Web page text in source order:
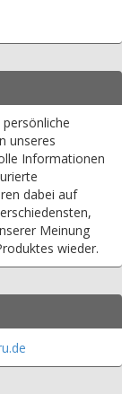
unseres
Informationen
dabei auf
Meinung
wieder.